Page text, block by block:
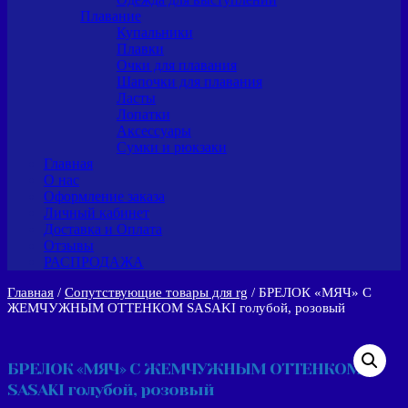
Плавание
Купальники
Плавки
Очки для плавания
Шапочки для плавания
Ласты
Лопатки
Аксессуары
Сумки и рюкзаки
Главная
О нас
Оформление заказа
Личный кабинет
Доставка и Оплата
Отзывы
РАСПРОДАЖА
Главная / Сопутствующие товары для rg / БРЕЛОК «МЯЧ» С
ЖЕМЧУЖНЫМ ОТТЕНКОМ SASAKI голубой, розовый
БРЕЛОК «МЯЧ» С ЖЕМЧУЖНЫМ ОТТЕНКОМ
SASAKI голубой, розовый